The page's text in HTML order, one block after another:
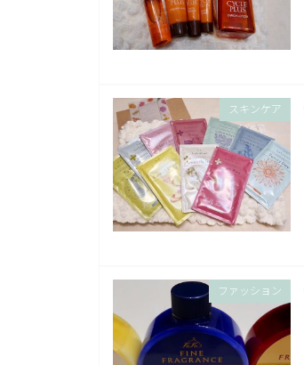
スキンケア
ファッション